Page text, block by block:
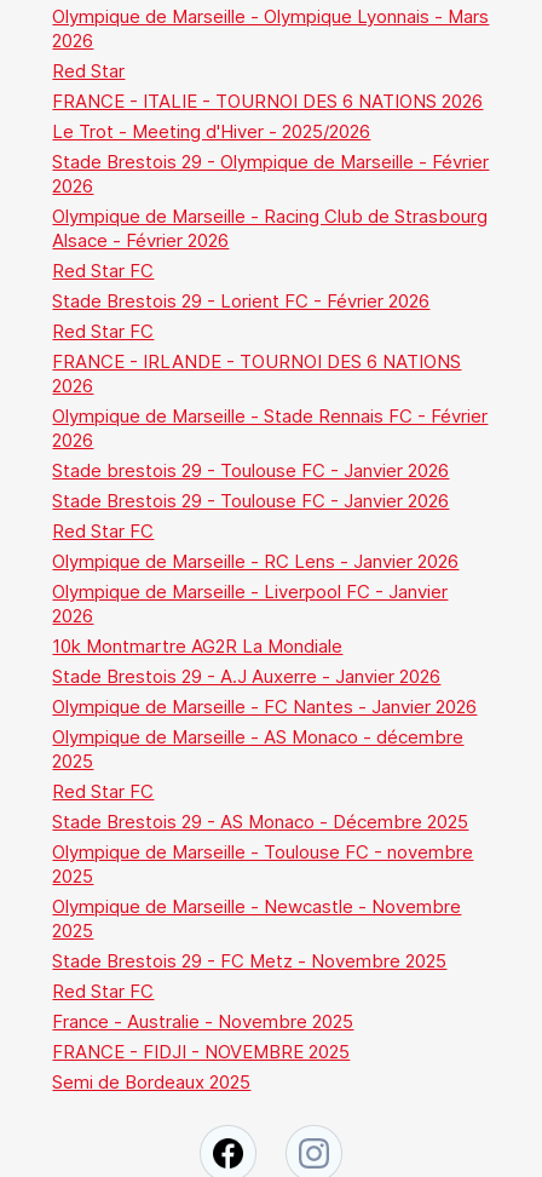
Olympique de Marseille - Olympique Lyonnais - Mars
2026
Red Star
FRANCE - ITALIE - TOURNOI DES 6 NATIONS 2026
Le Trot - Meeting d'Hiver - 2025/2026
Stade Brestois 29 - Olympique de Marseille - Février
2026
Olympique de Marseille - Racing Club de Strasbourg
Alsace - Février 2026
Red Star FC
Stade Brestois 29 - Lorient FC - Février 2026
Red Star FC
FRANCE - IRLANDE - TOURNOI DES 6 NATIONS
2026
Olympique de Marseille - Stade Rennais FC - Février
2026
Stade brestois 29 - Toulouse FC - Janvier 2026
Stade Brestois 29 - Toulouse FC - Janvier 2026
Red Star FC
Olympique de Marseille - RC Lens - Janvier 2026
Olympique de Marseille - Liverpool FC - Janvier
2026
10k Montmartre AG2R La Mondiale
Stade Brestois 29 - A.J Auxerre - Janvier 2026
Olympique de Marseille - FC Nantes - Janvier 2026
Olympique de Marseille - AS Monaco - décembre
2025
Red Star FC
Stade Brestois 29 - AS Monaco - Décembre 2025
Olympique de Marseille - Toulouse FC - novembre
2025
Olympique de Marseille - Newcastle - Novembre
2025
Stade Brestois 29 - FC Metz - Novembre 2025
Red Star FC
France - Australie - Novembre 2025
FRANCE - FIDJI - NOVEMBRE 2025
Semi de Bordeaux 2025